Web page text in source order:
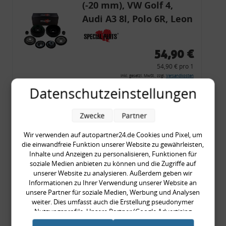
(-20 mm), VW Golf 4,
Audi A3 8l, Polo 6R, Leon
54,90 €
54,90 € pro 1
inkl. gesetzl. MwSt., zzgl. Versandkosten
Merkzettel
Zum Artikel
Rückleuchtenband mit
Blinker, rot, US-Ecken,
Audi 80 Cabrio, Typ 89,
OE-Nr.: 8G0945225 +
8G0945225C
999,99 €
Datenschutzeinstellungen
Wir verwenden auf autopartner24.de Cookies und Pixel, um
die einwandfreie Funktion unserer Website zu gewährleisten,
Inhalte und Anzeigen zu personalisieren, Funktionen für
soziale Medien anbieten zu können und die Zugriffe auf
unserer Website zu analysieren. Außerdem geben wir
Informationen zu Ihrer Verwendung unserer Website an
unsere Partner für soziale Medien, Werbung und Analysen
weiter. Dies umfasst auch die Erstellung pseudonymer
Nutzungsprofile. Unsere Partner (Google Advertising
Products) führen diese Informationen möglicherweise mit
Zwecke Partner